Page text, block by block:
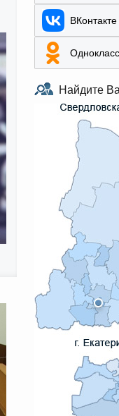
ВКонтакте
Найдите